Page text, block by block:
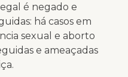
é negado e
há casos em
sexual e aborto
e ameaçadas